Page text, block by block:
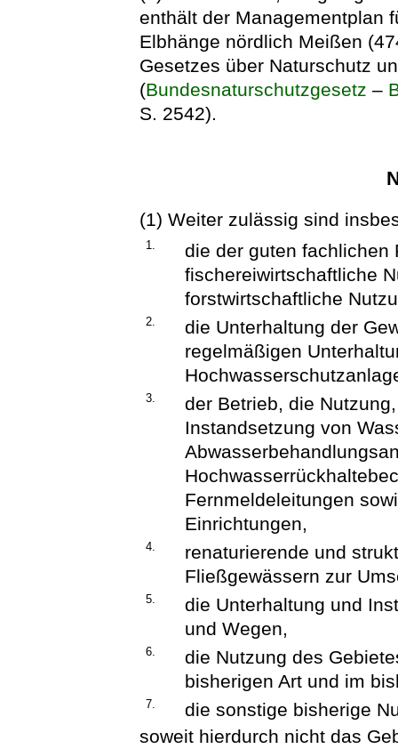
enthält der Managementplan
Elbhänge nördlich Meißen
Gesetzes über Naturschutz
(Bundesnaturschutzgesetz –
S. 2542).
(1) Weiter zulässig sind
1.
die der guten fachlichen
fischereiwirtschaftliche
forstwirtschaftliche
2.
die Unterhaltung der
regelmäßigen
3.
der Betrieb, die
Instandsetzung von
Fernmeldeleitungen
Einrichtungen,
4.
renaturierende und
Fließgewässern zur
5.
die Unterhaltung und
und Wegen,
6.
die Nutzung des
bisherigen Art und im
7.
die sonstige bisherige
soweit hierdurch nicht das